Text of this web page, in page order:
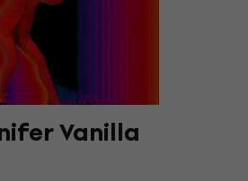
Vanilla